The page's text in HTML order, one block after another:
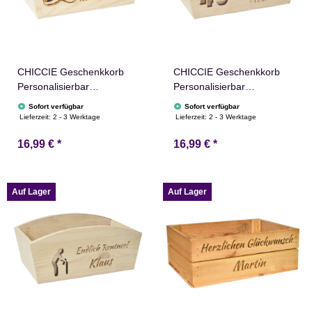
CHICCIE Geschenkkorb
Personalisierbar
Wunschtext mit Ringen
24x13x8cm Abgerundet
Geschenkidee Holzkiste
Sofort verfügbar
Lieferzeit:2 - 3 Werktage
16,99 € *
CHICCIE Geschenkkorb
Personalisierbar
Wunschtext mit Zahl
24x13x8cm Abgerundet
Geschenkidee Holzkiste
Sofort verfügbar
Lieferzeit:2 - 3 Werktage
16,99 € *
Auf Lager Auf Lager